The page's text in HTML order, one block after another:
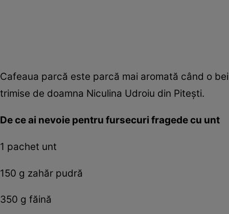
Cafeaua parcă este parcă mai aromată când o
trimise de doamna Niculina Udroiu din Piteşti.
De ce ai nevoie pentru fursecuri fragede cu unt
1 pachet unt
150 g zahăr pudră
350 g făină